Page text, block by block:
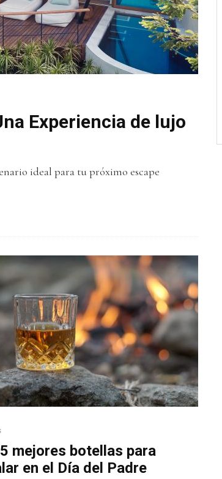
Experiencia de lujo
ideal para tu próximo escape
mejores botellas para
en el Día del Padre